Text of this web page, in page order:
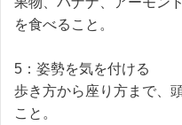
を食べること。
5：姿勢を気を付ける
歩き方から座り方まで、
こと。